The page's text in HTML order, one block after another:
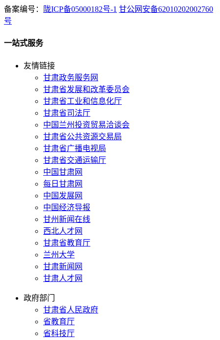
备案编号： 陇ICP备05000182号-1 甘公网安备62010202002760
号
一站式服务
友情链接
甘肃政务服务网
甘肃省发展和改革委员会
甘肃省工业和信息化厅
甘肃省司法厅
中国兰州投资贸易洽谈会
甘肃省公共资源交易局
甘肃省广播电视局
甘肃省交通运输厅
中国甘肃网
每日甘肃网
中国发展网
中国经济导报
甘州新闻在线
西北人才网
甘肃省教育厅
兰州大学
甘肃新闻网
甘肃人才网
政府部门
甘肃省人民政府
省教育厅
省科技厅